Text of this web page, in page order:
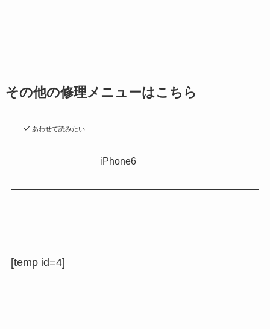
その他の修理メニューはこちら
あわせて読みたい
iPhone6
[temp id=4]